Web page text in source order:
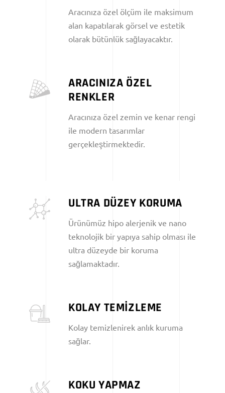
Aracınıza özel ölçüm ile maksimum
alan kapatılarak görsel ve estetik
olarak bütünlük sağlayacaktır.
ARACINIZA ÖZEL
RENKLER
Aracınıza özel zemin ve kenar rengi
ile modern tasarımlar
gerçekleştirmektedir.
ULTRA DÜZEY KORUMA
Ürünümüz hipo alerjenik ve nano
teknolojik bir yapıya sahip olması ile
ultra düzeyde bir koruma
sağlamaktadır.
KOLAY TEMİZLEME
Kolay temizlenirek anlık kuruma
sağlar.
KOKU YAPMAZ